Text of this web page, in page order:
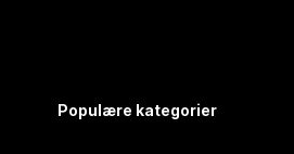
Populære kategorier